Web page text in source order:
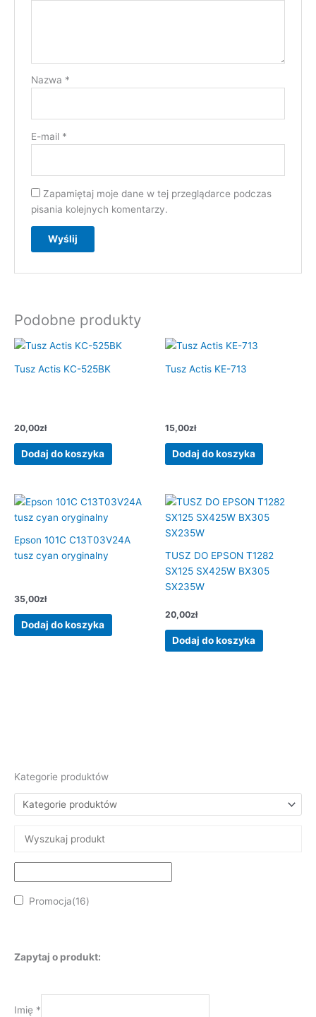
Kategorie produktów
Promocja(16)
Zapytaj o produkt:
Imię *
Nazwa *
E-mail *
Zapamiętaj moje dane w tej przeglądarce podczas
pisania kolejnych komentarzy.
Podobne produkty
Tusz Actis KC-525BK
20,00zł
Dodaj do koszyka
Tusz Actis KE-713
15,00zł
Dodaj do koszyka
Epson 101C C13T03V24A
tusz cyan oryginalny
35,00zł
Dodaj do koszyka
TUSZ DO EPSON T1282
SX125 SX425W BX305
SX235W
20,00zł
Dodaj do koszyka